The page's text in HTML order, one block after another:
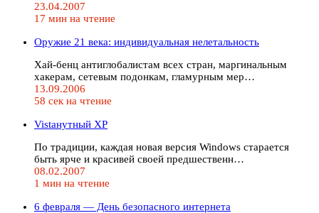
23.04.2007
17 мин на чтение
Оружие 21 века: индивидуальная нелетальность
Хай-бенц антиглобалистам всех стран, маргинальным
хакерам, сетевым подонкам, гламурным мер…
13.09.2006
58 сек на чтение
Vistaнутный XP
По традиции, каждая новая версия Windows старается
быть ярче и красивей своей предшественн…
08.02.2007
1 мин на чтение
6 февраля — День безопасного интернета